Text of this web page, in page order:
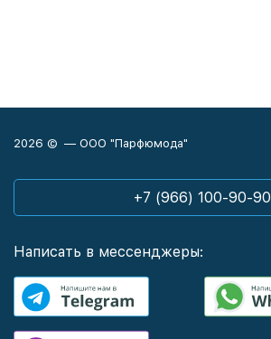
2026 © — ООО "Парфюмода"
+7 (966) 100-90-90
Написать в мессенджеры: